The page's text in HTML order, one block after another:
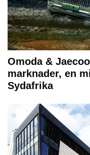
Omoda &
marknader, en
Sydafrika